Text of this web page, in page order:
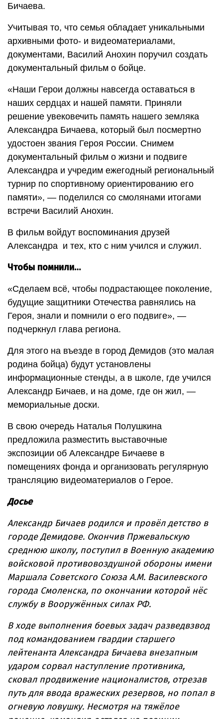
Бичаева.
Учитывая то, что семья обладает уникальными
архивными фото- и видеоматериалами,
документами, Василий Анохин поручил создать
документальный фильм о бойце.
«Наши Герои должны навсегда оставаться в
наших сердцах и нашей памяти. Приняли
решение увековечить память нашего земляка
Александра Бичаева, который был посмертно
удостоен звания Героя России. Снимем
документальный фильм о жизни и подвиге
Александра и учредим ежегодный региональный
турнир по спортивному ориентированию его
памяти», — поделился со смолянами итогами
встречи Василий Анохин.
В фильм войдут воспоминания друзей
Александра и тех, кто с ним учился и служил.
Чтобы помнили…
«Сделаем всё, чтобы подрастающее поколение,
будущие защитники Отечества равнялись на
Героя, знали и помнили о его подвиге», —
подчеркнул глава региона.
Для этого на въезде в город Демидов (это малая
родина бойца) будут установлены
информационные стенды, а в школе, где учился
Александр Бичаев, и на доме, где он жил, —
мемориальные доски.
В свою очередь Наталья Полушкина
предложила разместить выставочные
экспозиции об Александре Бичаеве в
помещениях фонда и организовать регулярную
трансляцию видеоматериалов о Герое.
Досье
Александр Бичаев родился и провёл детство в
городе Демидове. Окончив Пржевальскую
среднюю школу, поступил в Военную академию
войсковой противовоздушной обороны имени
Маршала Советского Союза А.М. Василевского
города Смоленска, по окончании которой нёс
службу в Вооружённых силах РФ.
В ходе выполнения боевых задач разведвзвод
под командованием гвардии старшего
лейтенанта Александра Бичаева внезапным
ударом сорвал наступление противника,
сковал продвижение националистов, отрезав
путь для ввода вражеских резервов, но попал в
огневую ловушку. Несмотря на тяжёлое